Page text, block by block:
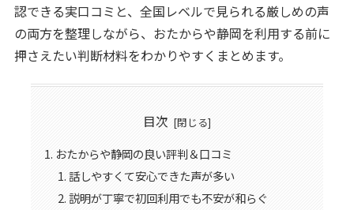
認できる実口コミと、全国レベルで見られる厳しめの声
の両方を整理しながら、おたからや静岡を利用する前に
押さえたい判断材料をわかりやすくまとめます。
目次
おたからや静岡の良い評判＆口コミ
話しやすくて安心できた声が多い
説明が丁寧で初回利用でも不安が和らぐ